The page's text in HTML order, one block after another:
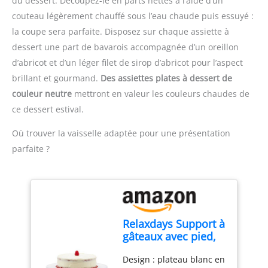
la mesure ; plage de
300 ℃ Économie
d'énergie : Fonction
d'arrêt automatique
intégrée, le thermometre
patisserie s'éteindra
automatiquement après
Celsius et Fahrenheit lors
Les thermometre cuisson
à lecture instantanée ont
des trous de suspension,
qui peuvent être
facilement accrochés à
cordes de cuisine ; le
thermomètre de cuisson
figurant sur l'emballage
vous permet d'obtenir la
cuisson souhaitée
AFFICHAGE CHANGEABLE
: L'écran LCD rétroéclairé,
large et facile à lire, vous
permet de lire clairement
fumée envahit l'air !
numérique est tenu, ce
qui vous permet de lire
les chiffres dans
n'importe quelle
pratique pour les
couteau légèrement chauffé sous l’eau chaude puis essuyé :
la coupe sera parfaite. Disposez sur chaque assiette à
dessert une part de bavarois accompagnée d’un oreillon
d’abricot et d’un léger filet de sirop d’abricot pour l’aspect
brillant et gourmand. Des assiettes plates à dessert de
couleur neutre mettront en valeur les couleurs chaudes de
ce dessert estival.
Où trouver la vaisselle adaptée pour une présentation
parfaite ?
Relaxdays Support à
gâteaux avec pied,
10 x 32 cm, plateau
Design : plateau blanc en